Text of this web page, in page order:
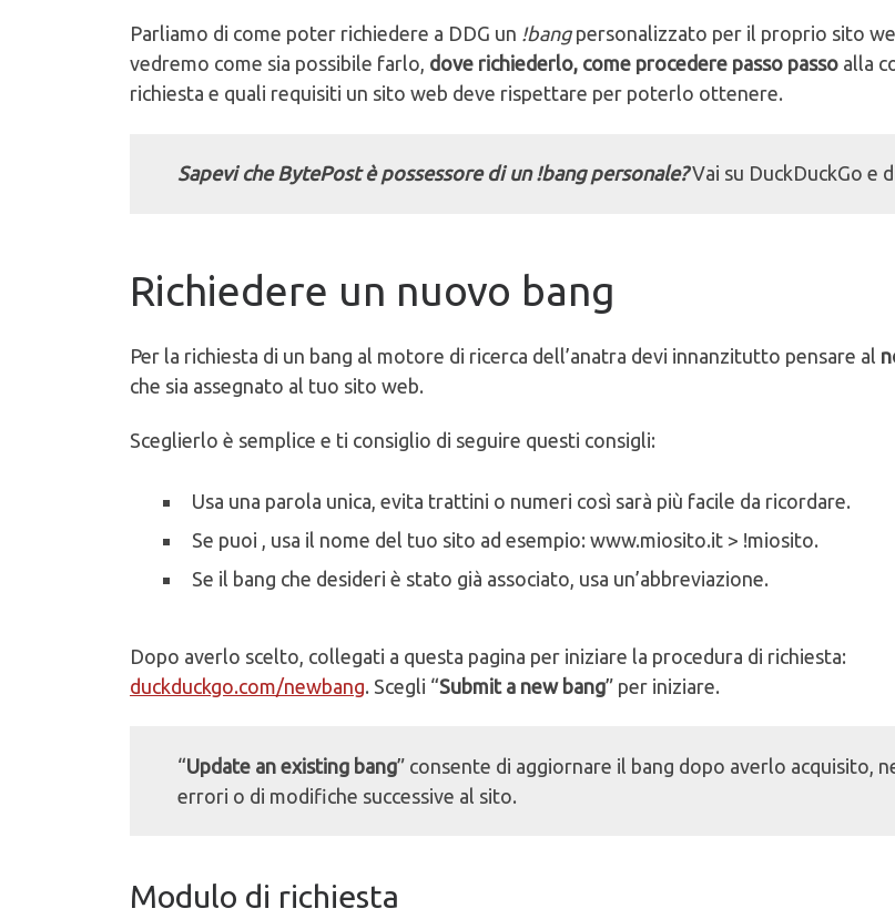
Parliamo di come poter richiedere a DDG un !bangpersonalizzato per il proprio sito
vedremo come sia possibile farlo, dove richiederlo, come procedere passo passo alla
richiesta e quali requisiti un sito web deve rispettare per poterlo ottenere.
Sapevi che BytePost è possessore di un !bang personale?Vai su DuckDuckGo e
Richiedere un nuovo bang
Per la richiesta di un bang al motore di ricerca dell’anatra devi innanzitutto pensare al
che sia assegnato al tuo sito web.
Sceglierlo è semplice e ti consiglio di seguire questi consigli:
Usa una parola unica, evita trattini o numeri così sarà più facile da ricordare.
Se puoi , usa il nome del tuo sito ad esempio: www.miosito.it > !miosito.
Se il bang che desideri è stato già associato, usa un’abbreviazione.
Dopo averlo scelto, collegati a questa pagina per iniziare la procedura di richiesta:
duckduckgo.com/newbang. Scegli “Submit a new bang” per iniziare.
“Update an existing bang” consente di aggiornare il bang dopo averlo acquisito,
errori o di modifiche successive al sito.
Modulo di richiesta